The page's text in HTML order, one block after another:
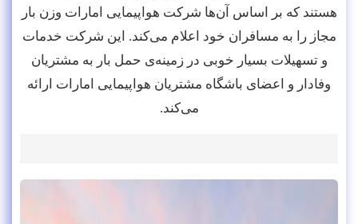
هستند که بر اساس آن‌ها شرکت هواپیمایی امارات وزن بار
مجاز را به مسافران خود اعلام می‌کند. این شرکت خدمات
و تسهیلات بسیار خوبی در زمینه‌ی حمل بار به مشتریان
وفادار و اعضای باشگاه مشتریان هواپیمایی امارات ارائه
می‌کند.